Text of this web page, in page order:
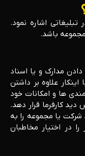
تبلیغاتی اشاره نمود.
مجموعه باشد.
دادن مدارک و یا اسناد
علاوه بر داشتن
ها و امکانات خود
کارفرما قرار دهد.
شرکت یا مجموعه را به
در اختیار مخاطبان